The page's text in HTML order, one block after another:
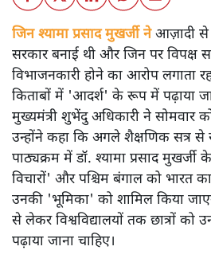
जिन श्यामा प्रसाद मुखर्जी नेआज़ादी से
सरकार बनाई थी और जिन पर विपक्ष
विभाजनकारी होने का आरोप लगाता
किताबों में 'आदर्श' के रूप में पढ़ाया
मुख्यमंत्री शुभेंदु अधिकारी ने सोमवार
उन्होंने कहा कि अगले शैक्षणिक सत्र
पाठ्यक्रम में डॉ. श्यामा प्रसाद मुखर्जी
विचारों' और पश्चिम बंगाल को भारत
उनकी 'भूमिका' को शामिल किया
से लेकर विश्वविद्यालयों तक छात्रों को
पढ़ाया जाना चाहिए।